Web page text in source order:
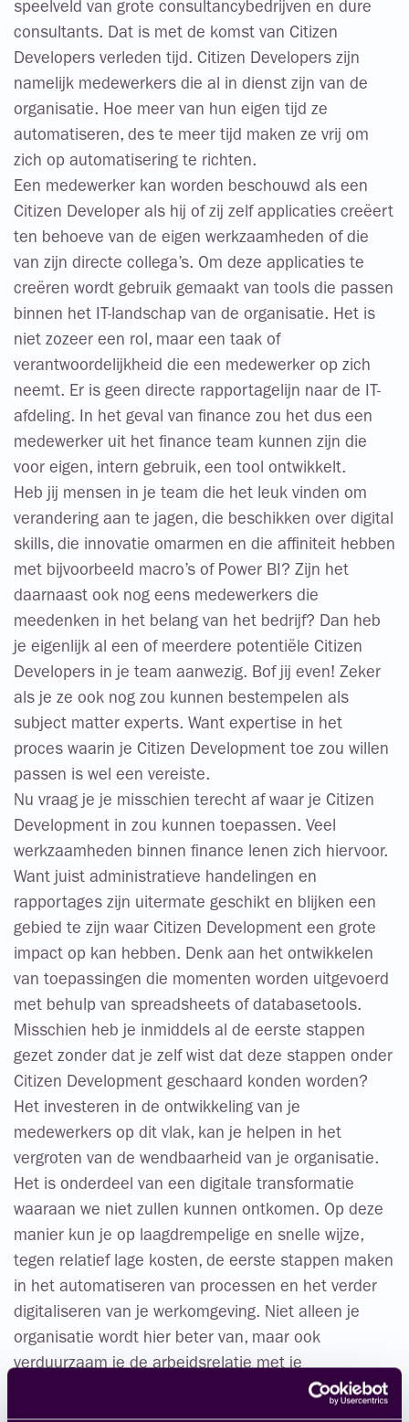
speelveld van grote consultancybedrijven en dure
consultants. Dat is met de komst van Citizen
Developers verleden tijd. Citizen Developers zijn
namelijk medewerkers die al in dienst zijn van de
organisatie. Hoe meer van hun eigen tijd ze
automatiseren, des te meer tijd maken ze vrij om
zich op automatisering te richten.
Een medewerker kan worden beschouwd als een
Citizen Developer als hij of zij zelf applicaties creëert
ten behoeve van de eigen werkzaamheden of die
van zijn directe collega’s. Om deze applicaties te
creëren wordt gebruik gemaakt van tools die passen
binnen het IT-landschap van de organisatie. Het is
niet zozeer een rol, maar een taak of
verantwoordelijkheid die een medewerker op zich
neemt. Er is geen directe rapportagelijn naar de IT-
afdeling. In het geval van finance zou het dus een
medewerker uit het finance team kunnen zijn die
voor eigen, intern gebruik, een tool ontwikkelt.
Heb jij mensen in je team die het leuk vinden om
verandering aan te jagen, die beschikken over digital
skills, die innovatie omarmen en die affiniteit hebben
met bijvoorbeeld macro’s of Power BI? Zijn het
daarnaast ook nog eens medewerkers die
meedenken in het belang van het bedrijf? Dan heb
je eigenlijk al een of meerdere potentiële Citizen
Developers in je team aanwezig. Bof jij even! Zeker
als je ze ook nog zou kunnen bestempelen als
subject matter experts. Want expertise in het
proces waarin je Citizen Development toe zou willen
passen is wel een vereiste.
Nu vraag je je misschien terecht af waar je Citizen
Development in zou kunnen toepassen. Veel
werkzaamheden binnen finance lenen zich hiervoor.
Want juist administratieve handelingen en
rapportages zijn uitermate geschikt en blijken een
gebied te zijn waar Citizen Development een grote
impact op kan hebben. Denk aan het ontwikkelen
van toepassingen die momenten worden uitgevoerd
met behulp van spreadsheets of databasetools.
Misschien heb je inmiddels al de eerste stappen
gezet zonder dat je zelf wist dat deze stappen onder
Citizen Development geschaard konden worden?
Het investeren in de ontwikkeling van je
medewerkers op dit vlak, kan je helpen in het
vergroten van de wendbaarheid van je organisatie.
Het is onderdeel van een digitale transformatie
waaraan we niet zullen kunnen ontkomen. Op deze
manier kun je op laagdrempelige en snelle wijze,
tegen relatief lage kosten, de eerste stappen maken
in het automatiseren van processen en het verder
digitaliseren van je werkomgeving. Niet alleen je
organisatie wordt hier beter van, maar ook
verduurzaam je de arbeidsrelatie met je